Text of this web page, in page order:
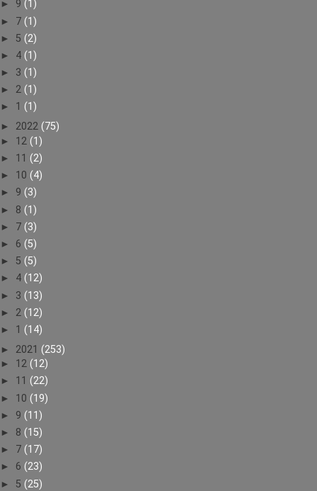
► 9 (1)
► 7 (1)
► 5 (2)
► 4 (1)
► 3 (1)
► 2 (1)
► 1 (1)
► 2022 (75)
► 12 (1)
► 11 (2)
► 10 (4)
► 9 (3)
► 8 (1)
► 7 (3)
► 6 (5)
► 5 (5)
► 4 (12)
► 3 (13)
► 2 (12)
► 1 (14)
► 2021 (253)
► 12 (12)
► 11 (22)
► 10 (19)
► 9 (11)
► 8 (15)
► 7 (17)
► 6 (23)
► 5 (25)